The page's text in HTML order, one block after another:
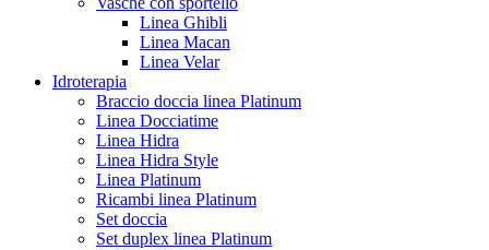
Linea Ghibli
Linea Macan
Linea Velar
Idroterapia
Braccio doccia linea Platinum
Linea Docciatime
Linea Hidra
Linea Hidra Style
Linea Platinum
Ricambi linea Platinum
Set doccia
Set duplex linea Platinum